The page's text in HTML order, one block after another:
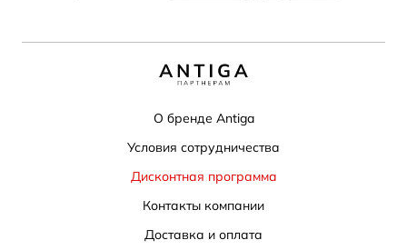
О бренде Antiga
Условия сотрудничества
Дисконтная программа
Контакты компании
Доставка и оплата